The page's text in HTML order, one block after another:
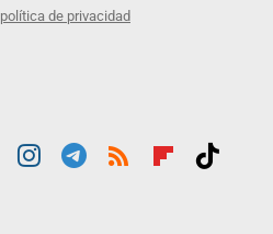
política de privacidad